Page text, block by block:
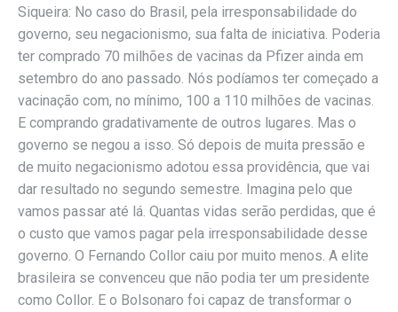
Siqueira: No caso do Brasil, pela irresponsabilidade do
governo, seu negacionismo, sua falta de iniciativa. Poderia
ter comprado 70 milhões de vacinas da Pfizer ainda em
setembro do ano passado. Nós podíamos ter começado a
vacinação com, no mínimo, 100 a 110 milhões de vacinas.
E comprando gradativamente de outros lugares. Mas o
governo se negou a isso. Só depois de muita pressão e
de muito negacionismo adotou essa providência, que vai
dar resultado no segundo semestre. Imagina pelo que
vamos passar até lá. Quantas vidas serão perdidas, que é
o custo que vamos pagar pela irresponsabilidade desse
governo. O Fernando Collor caiu por muito menos. A elite
brasileira se convenceu que não podia ter um presidente
como Collor. E o Bolsonaro foi capaz de transformar o